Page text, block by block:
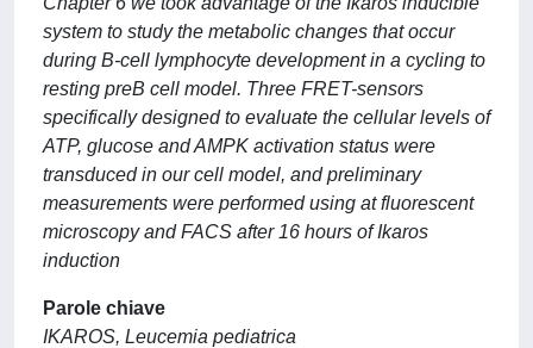
system to study the metabolic changes that occur
during B-cell lymphocyte development in a cycling to
resting preB cell model. Three FRET-sensors
specifically designed to evaluate the cellular levels of
ATP, glucose and AMPK activation status were
transduced in our cell model, and preliminary
measurements were performed using at fluorescent
microscopy and FACS after 16 hours of Ikaros
induction
Parole chiave
IKAROS, Leucemia pediatrica